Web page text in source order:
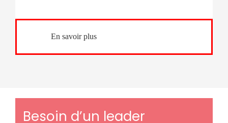
En savoir plus
Besoin d’un leader